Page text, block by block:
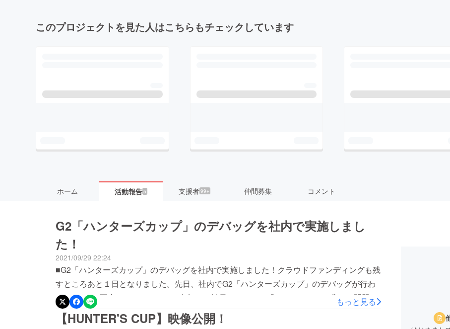
このプロジェクトを見た人はこちらもチェックしています
ホーム 活動報告5 支援者99+ 仲間募集 コメント
G2「ハンターズカップ」のデバッグを社内で実施しまし
た！
2021/09/29 22:24
■G2「ハンターズカップ」のデバッグを社内で実施しました！クラウドファンディングも残
すところあと１日となりました。先日、社内でG2「ハンターズカップ」のデバッグが行わ
れました。※写真はイメージです。参加した社員のコメント「バリエーション豊かな問題が
たくさんあり、これをすべて解ける方は本当にすごい…。準備をしっかりしておけると、時
間短縮になりそうです。心して挑戦してください。」令和最大級のリアル宝探し大会にふさ
もっと見る
【HUNTER'S CUP】映像公開！